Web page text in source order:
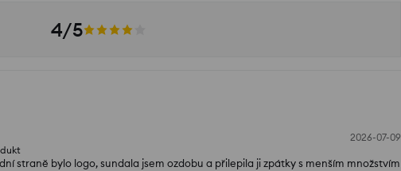
4/5
2026-07-09
straně bylo logo, sundala jsem ozdobu a přilepila ji zpátky s menším množstvím